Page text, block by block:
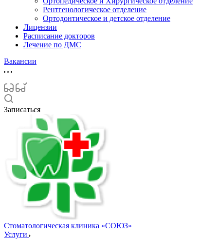
Рентгенологическое отделение
Ортодонтическое и детское отделение
Лицензии
Расписание докторов
Лечение по ДМС
Вакансии
Записаться
Стоматологическая клиника «СОЮЗ»
Услуги